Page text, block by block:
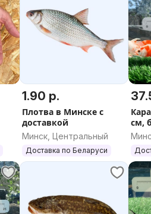
1.90 р.
Плотва в Минске с
доставкой
Минск, Центральный
Доставка по Беларуси
см,